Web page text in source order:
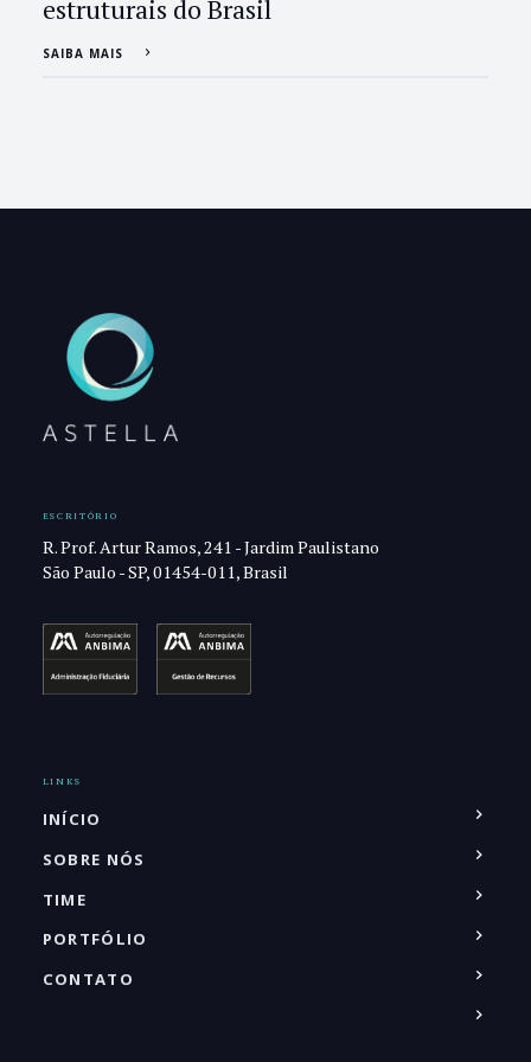
estruturais do Brasil
SAIBA MAIS
ESCRITÓRIO
R. Prof. Artur Ramos, 241 - Jardim Paulistano
São Paulo - SP, 01454-011, Brasil
LINKS
INÍCIO
SOBRE NÓS
TIME
PORTFÓLIO
CONTATO